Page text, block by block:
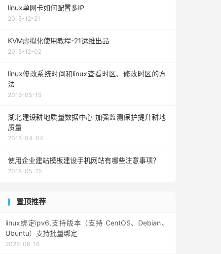
linux单网卡如何配置多IP
2015-12-21
KVM虚拟化使用教程-21运维出品
2015-12-02
linux修改系统时间和linux查看时区、修改时区的方
法
2016-05-15
湖北建设耕地质量数据中心 加强监测保护提升耕地
质量
2018-04-04
使用企业建站模板建设手机网站有哪些注意事项？
2018-05-25
置顶推荐
linux绑定ipv6,支持版本（支持 CentOS、Debian、
Ubuntu）支持批量绑定
2026-06-16